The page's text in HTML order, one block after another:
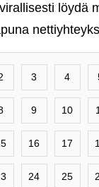
löydä
3 4
9 10
16 17
24 25